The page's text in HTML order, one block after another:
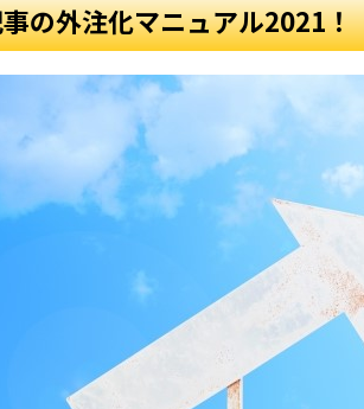
の外注化マニュアル2021！